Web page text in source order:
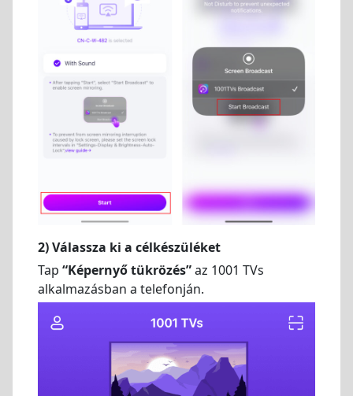
2) Válassza ki a célkészüléket
Tap “Képernyő tükrözés”az 1001 TVs
alkalmazásban a telefonján.